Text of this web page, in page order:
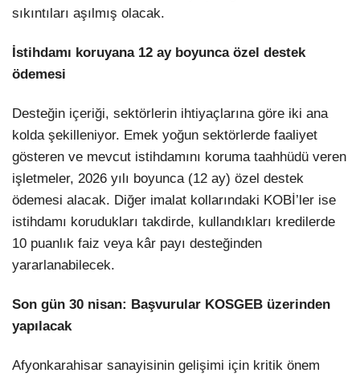
sıkıntıları aşılmış olacak.
İstihdamı koruyana 12 ay boyunca özel destek
ödemesi
Desteğin içeriği, sektörlerin ihtiyaçlarına göre iki ana
kolda şekilleniyor. Emek yoğun sektörlerde faaliyet
gösteren ve mevcut istihdamını koruma taahhüdü veren
işletmeler, 2026 yılı boyunca (12 ay) özel destek
ödemesi alacak. Diğer imalat kollarındaki KOBİ’ler ise
istihdamı korudukları takdirde, kullandıkları kredilerde
10 puanlık faiz veya kâr payı desteğinden
yararlanabilecek.
Son gün 30 nisan: Başvurular KOSGEB üzerinden
yapılacak
Afyonkarahisar sanayisinin gelişimi için kritik önem